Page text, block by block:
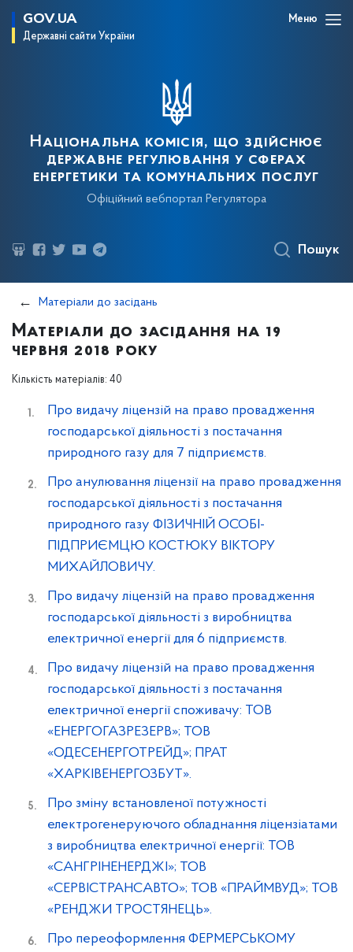
GOV.UA
Державні сайти України
Меню
Національна комісія, що здійснює
державне регулювання у сферах
енергетики та комунальних послуг
Офіційний вебпортал Регулятора
Пошук
Матеріали до засідань
Матеріали до засідання на 19
червня 2018 року
Кількість матеріалів: 40
Про видачу ліцензій на право провадження
господарської діяльності з постачання
природного газу для 7 підприємств.
Про анулювання ліцензії на право провадження
господарської діяльності з постачання
природного газу ФІЗИЧНІЙ ОСОБІ-
ПІДПРИЄМЦЮ КОСТЮКУ ВІКТОРУ
МИХАЙЛОВИЧУ.
Про видачу ліцензій на право провадження
господарської діяльності з виробництва
електричної енергії для 6 підприємств.
Про видачу ліцензій на право провадження
господарської діяльності з постачання
електричної енергії споживачу: ТОВ
«ЕНЕРГОГАЗРЕЗЕРВ»; ТОВ
«ОДЕСЕНЕРГОТРЕЙД»; ПРАТ
«ХАРКІВЕНЕРГОЗБУТ».
Про зміну встановленої потужності
електрогенеруючого обладнання ліцензіатами
з виробництва електричної енергії: ТОВ
«САНГРІНЕНЕРДЖІ»; ТОВ
«СЕРВІСТРАНСАВТО»; ТОВ «ПРАЙМВУД»; ТОВ
«РЕНДЖИ ТРОСТЯНЕЦЬ».
Про переоформлення ФЕРМЕРСЬКОМУ